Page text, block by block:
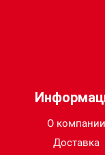
О компании
Доставка